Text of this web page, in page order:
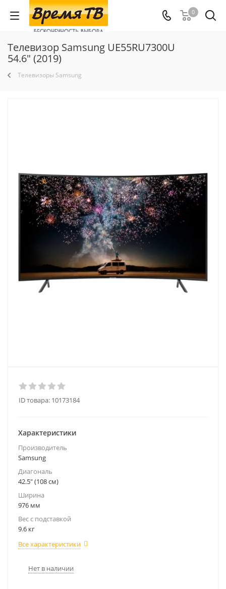
0
Телевизор Samsung UE55RU7300U
54.6" (2019)
Телевизоры Samsung
ID товара: 10173184
Характеристики
Производитель
Samsung
Диагональ
42.5" (108 см)
Ширина
976 мм
Вес с подставкой
9.6 кг
Все характеристики
Нет в наличии